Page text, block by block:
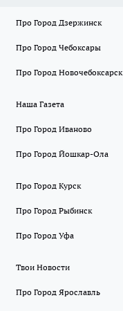
Про Город Дзержинск
Про Город Чебоксары
Про Город Новочебоксарск
Наша Газета
Про Город Иваново
Про Город Йошкар-Ола
Про Город Курск
Про Город Рыбинск
Про Город Уфа
Твои Новости
Про Город Ярославль